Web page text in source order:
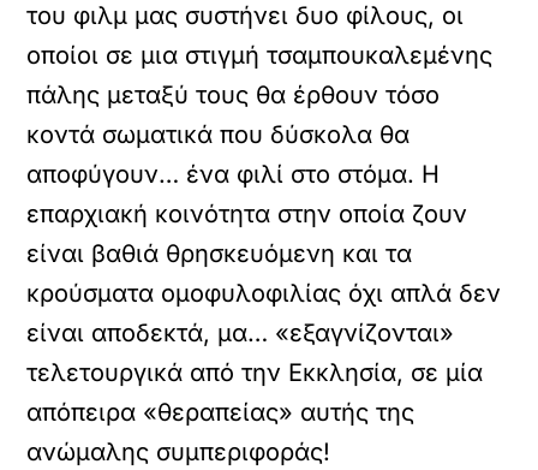
του φιλμ μας συστήνει δυο φίλους, οι
οποίοι σε μια στιγμή τσαμπουκαλεμένης
πάλης μεταξύ τους θα έρθουν τόσο
κοντά σωματικά που δύσκολα θα
αποφύγουν… ένα φιλί στο στόμα. Η
επαρχιακή κοινότητα στην οποία ζουν
είναι βαθιά θρησκευόμενη και τα
κρούσματα ομοφυλοφιλίας όχι απλά δεν
είναι αποδεκτά, μα… «εξαγνίζονται»
τελετουργικά από την Εκκλησία, σε μία
απόπειρα «θεραπείας» αυτής της
ανώμαλης συμπεριφοράς!